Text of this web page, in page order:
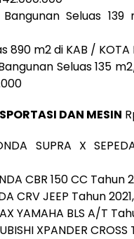
Seluas 139
890 m2 di KAB / KOTA
Seluas 135
DAN MESIN
SUPRA X
CBR 150 CC Tahun
CRV JEEP Tahun
YAMAHA BLS A/T
XPANDER